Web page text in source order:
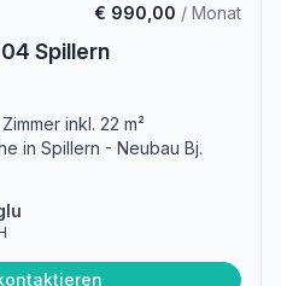
€ 990,00 / Monat
Spillern
inkl. 22 m²
in Spillern - Neubau Bj.